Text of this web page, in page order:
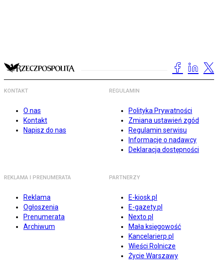
KONTAKT
O nas
Kontakt
Napisz do nas
REGULAMIN
Polityka Prywatności
Zmiana ustawień zgód
Regulamin serwisu
Informacje o nadawcy
Deklaracja dostępności
REKLAMA I PRENUMERATA
Reklama
Ogłoszenia
Prenumerata
Archiwum
PARTNERZY
E-kiosk.pl
E-gazety.pl
Nexto.pl
Mała księgowość
Kancelarierp.pl
Wieści Rolnicze
Życie Warszawy